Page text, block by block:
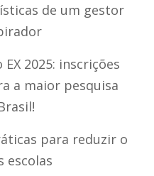
de um gestor
2025: inscrições
a maior pesquisa
para reduzir o
escolas